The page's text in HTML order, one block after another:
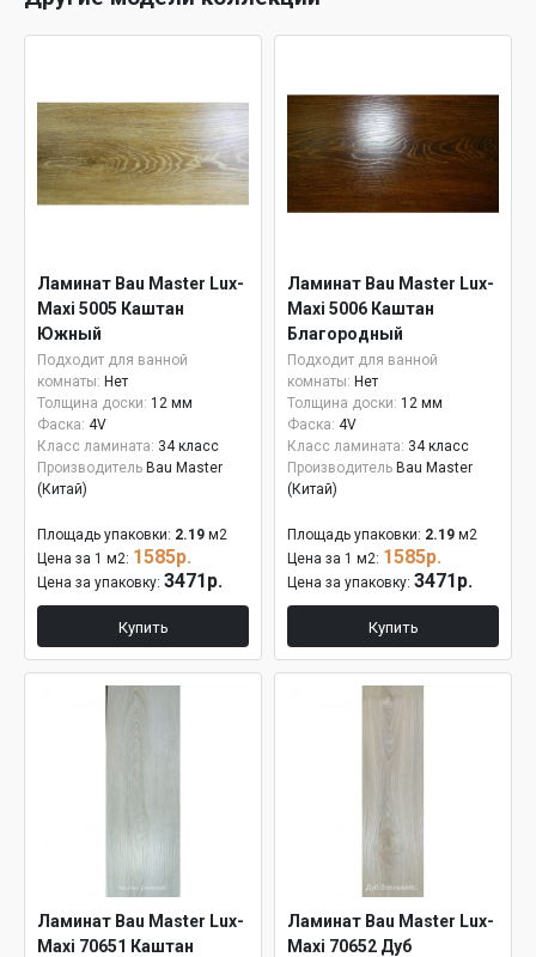
Ламинат Bau Master Lux-
Maxi 5005 Каштан
Южный
Подходит для ванной
комнаты: Нет
Толщина доски: 12 мм
Фаска: 4V
Класс ламината: 34 класс
Производитель Bau Master
(Китай)
Площадь упаковки: 2.19 м2
Цена за 1 м2: 1585р.
Цена за упаковку: 3471р.
Купить
Ламинат Bau Master Lux-
Maxi 5006 Каштан
Благородный
Подходит для ванной
комнаты: Нет
Толщина доски: 12 мм
Фаска: 4V
Класс ламината: 34 класс
Производитель Bau Master
(Китай)
Площадь упаковки: 2.19 м2
Цена за 1 м2: 1585р.
Цена за упаковку: 3471р.
Купить
Ламинат Bau Master Lux-
Maxi 70651 Каштан
Ламинат Bau Master Lux-
Maxi 70652 Дуб